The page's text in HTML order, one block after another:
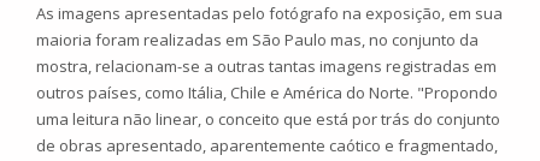
As imagens apresentadas pelo fotógrafo na exposição, em sua
maioria foram realizadas em São Paulo mas, no conjunto da
mostra, relacionam-se a outras tantas imagens registradas em
outros países, como Itália, Chile e América do Norte. "Propondo
uma leitura não linear, o conceito que está por trás do conjunto
de obras apresentado, aparentemente caótico e fragmentado,